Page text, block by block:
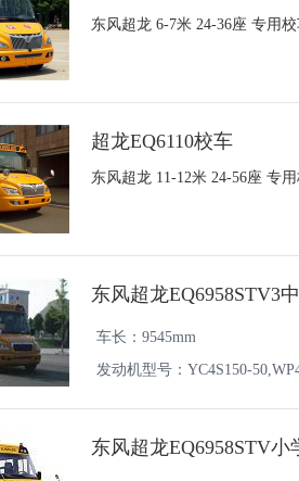
东风超龙 6-7米 24-36座 专用校
超龙EQ6110校车
东风超龙 11-12米 24-56座 专用
东风超龙EQ6958STV3
车长：9545mm
发动机型号：YC4S150-
东风超龙EQ6958STV小